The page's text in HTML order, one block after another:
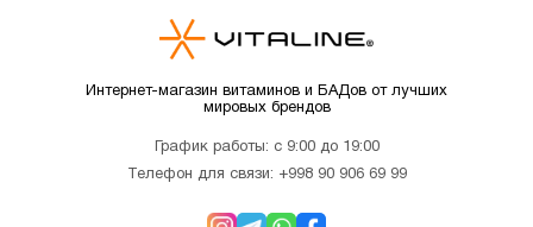
1
Интернет-магазин витаминов и БАДов от лучших
мировых брендов
График работы: с 9:00 до 19:00
Телефон для связи: +998 90 906 69 99